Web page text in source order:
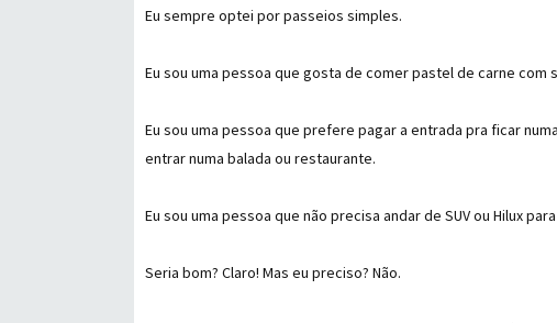
Eu sempre optei por passeios simples.
Eu sou uma pessoa que gosta de comer pastel de carne com
Eu sou uma pessoa que prefere pagar a entrada pra ficar
entrar numa balada ou restaurante.
Eu sou uma pessoa que não precisa andar de SUV ou Hilux
Seria bom? Claro! Mas eu preciso? Não.